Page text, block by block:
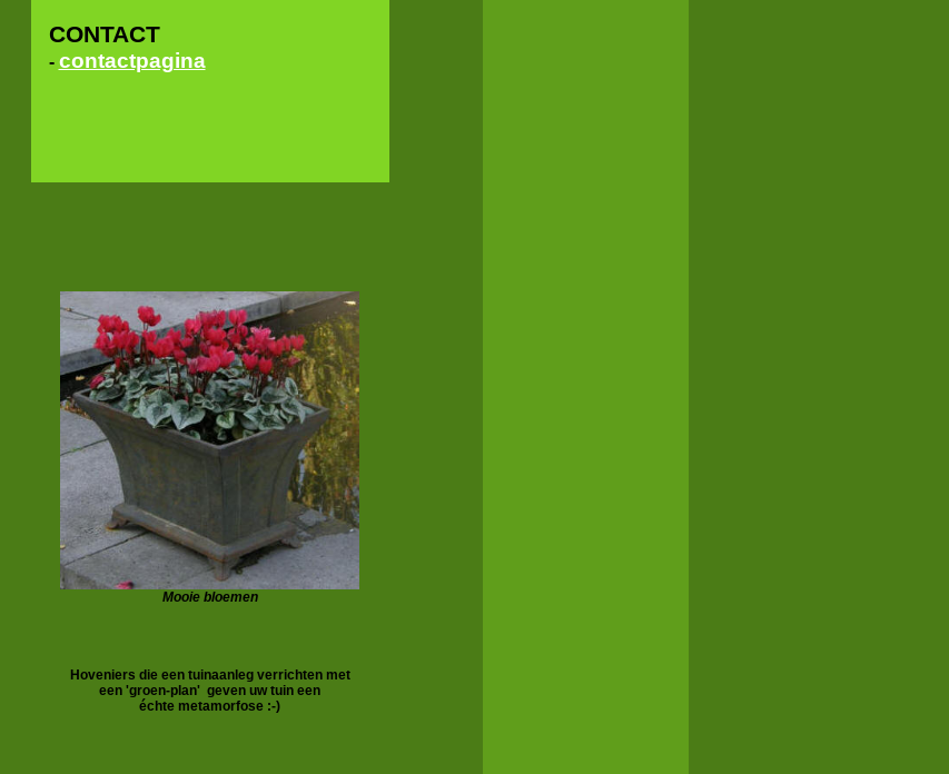
CONTACT
- contactpagina
Mooie bloemen
Hoveniers die een tuinaanleg verrichten met
een 'groen-plan' geven uw tuin een
échte metamorfose :-)